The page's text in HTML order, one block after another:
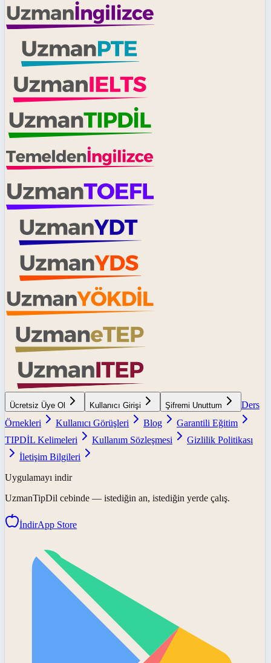
Ücretsiz Üye Ol Kullanıcı Girişi Şifremi Unuttum
Ders
Örnekleri
Kullanıcı Görüşleri Blog
Garantili Eğitim
TIPDİL Kelimeleri
Kullanım Sözleşmesi
Gizlilik Politikası
İletişim Bilgileri
Uygulamayı indir
UzmanTipDil cebinde — istediğin an, istediğin yerde çalış.
İndirApp Store